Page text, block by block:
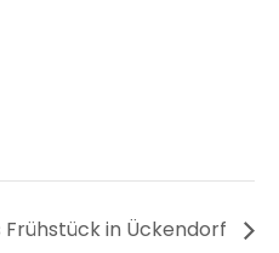
Frühstück in Ückendorf